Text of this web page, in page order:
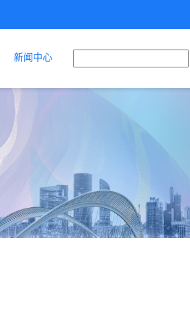
新闻中心